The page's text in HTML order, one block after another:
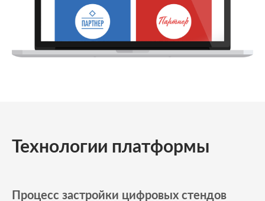
Технологии платформы
Процесс застройки цифровых стендов